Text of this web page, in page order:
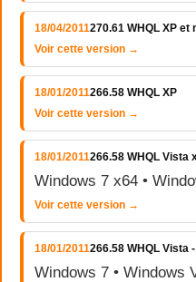
18/04/2011270.61 WHQL XP
Voir cette version →
18/01/2011266.58 WHQL XP
Voir cette version →
18/01/2011266.58 WHQL Vista
Windows 7 x64 •
Voir cette version →
18/01/2011266.58 WHQL Vista
Windows 7 • Windows